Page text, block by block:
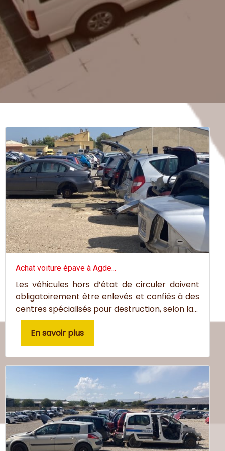
Achat voiture épave à Agde...
Les véhicules hors d’état de circuler doivent
obligatoirement être enlevés et confiés à des
centres spécialisés pour destruction, selon la...
En savoir plus